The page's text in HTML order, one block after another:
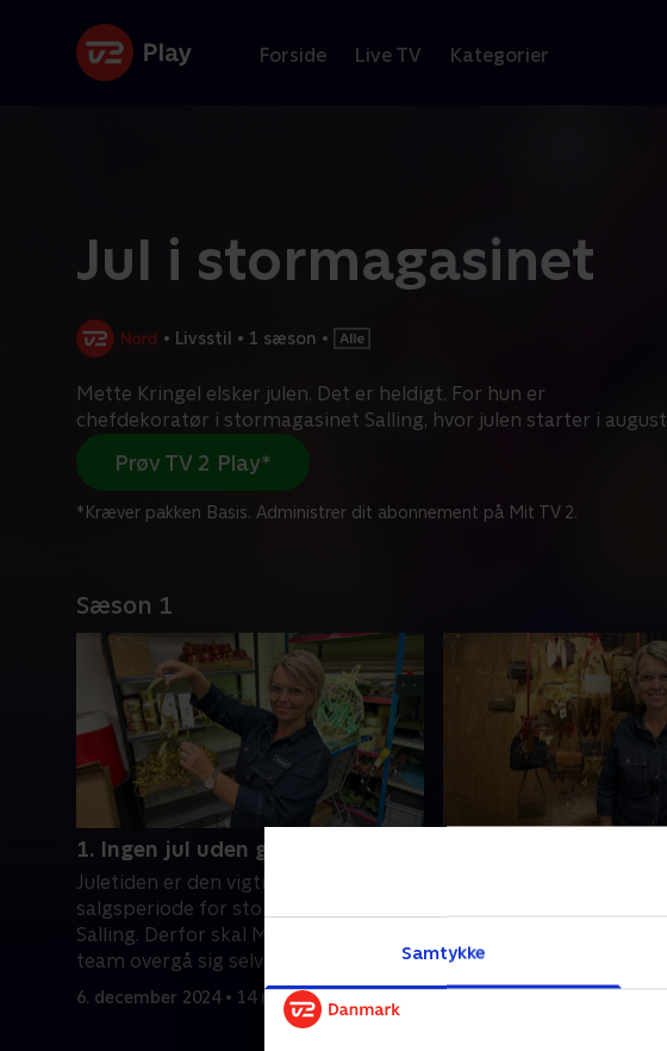
Samtykke
Forside Live TV Kategorier
Jul i stormagasinet
• Livsstil • 1 sæson •
Mette Kringel elsker julen. Det er heldigt. For hun er
chefdekoratør i stormagasinet Salling, hvor julen starter i august
Prøv TV 2 Play*
*Kræver pakken Basis. Administrer dit abonnement på Mit TV 2.
Sæson 1
1. Ingen jul uden glimmer
Juletiden er den vigtigste
salgsperiode for stormagasinet
Salling. Derfor skal Mette og hendes
team overgå sig selv igen i år
6. december 2024 • 14 min